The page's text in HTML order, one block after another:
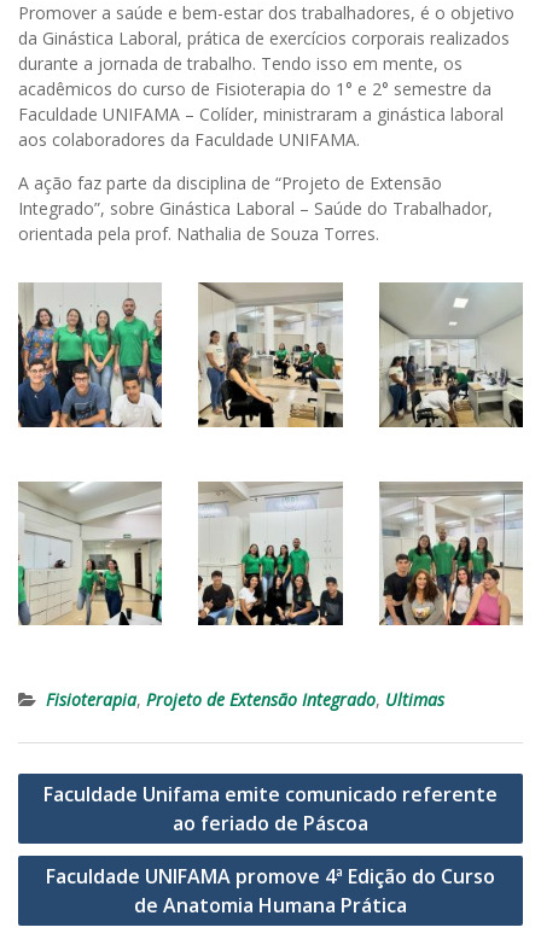
Promover a saúde e bem-estar dos trabalhadores, é o objetivo
da Ginástica Laboral, prática de exercícios corporais realizados
durante a jornada de trabalho. Tendo isso em mente, os
acadêmicos do curso de Fisioterapia do 1° e 2° semestre da
Faculdade UNIFAMA – Colíder, ministraram a ginástica laboral
aos colaboradores da Faculdade UNIFAMA.
A ação faz parte da disciplina de “Projeto de Extensão
Integrado”, sobre Ginástica Laboral – Saúde do Trabalhador,
orientada pela prof. Nathalia de Souza Torres.
Fisioterapia, Projeto de Extensão Integrado, Ultimas
Navegação
Post
Faculdade Unifama emite comunicado referente
ao feriado de Páscoa
Faculdade UNIFAMA promove 4ª Edição do Curso
de Anatomia Humana Prática